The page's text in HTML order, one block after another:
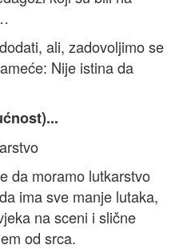
ali, zadovoljimo se
Nije istina da
da moramo lutkarstvo
ima sve manje lutaka,
na sceni i slične
od srca.